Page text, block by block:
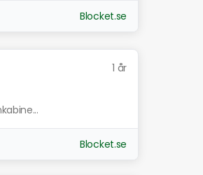
Blocket.se
1 år
Blocket.se